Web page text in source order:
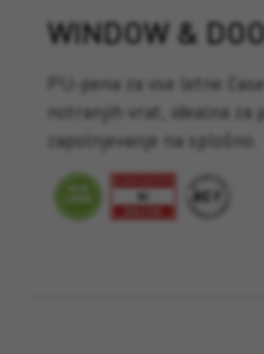
WINDOW &
PU-pena za vse letne
notranjih vrat, idealna za
zapolnjevanje na splošno.